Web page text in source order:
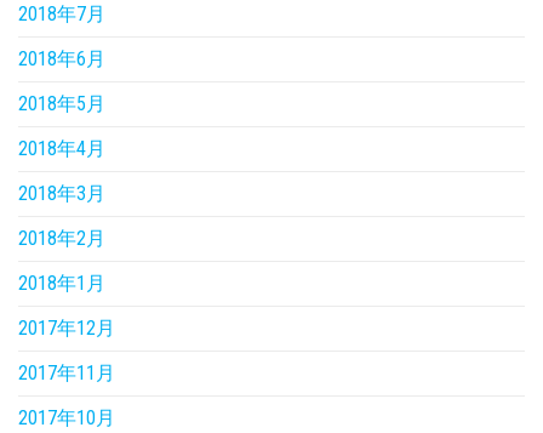
2018年7月
2018年6月
2018年5月
2018年4月
2018年3月
2018年2月
2018年1月
2017年12月
2017年11月
2017年10月